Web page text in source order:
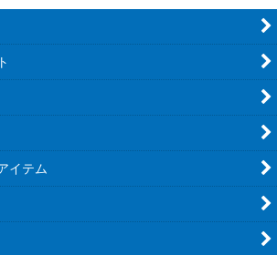
イテム